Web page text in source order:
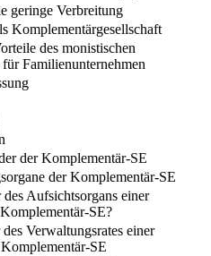
geringe Verbreitung
Komplementärgesellschaft
des monistischen
Familienunternehmen
der Komplementär-SE
der Komplementär-SE
Aufsichtsorgans einer
SE?
Verwaltungsrates einer
SE